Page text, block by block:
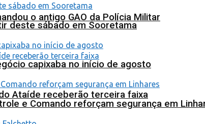
o antigo GAO da Polícia Militar
Ataíde receberão terceira faixa
deste sábado em Sooretama
capixaba no início de agosto
e Comando reforçam segurança em